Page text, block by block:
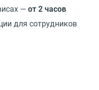
— от 2 часов
для сотрудников